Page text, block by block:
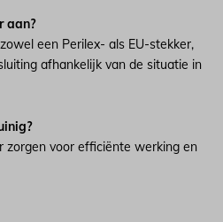
aan?
een Perilex- als EU-stekker,
afhankelijk van de situatie in
zorgen voor efficiënte werking en